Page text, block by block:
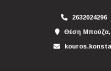
2632024296
Θέση Μπούζα,